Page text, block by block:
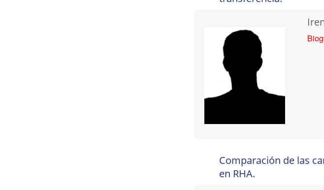
Comparación de las
en RHA.